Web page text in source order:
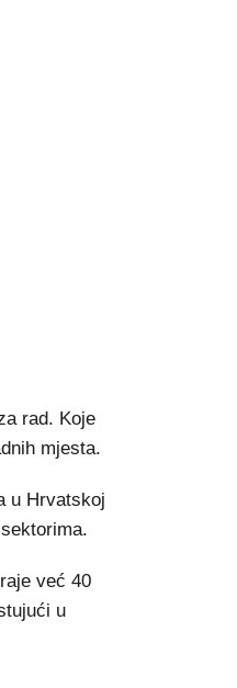
rad. Koje
mjesta.
u Hrvatskoj
već 40
u